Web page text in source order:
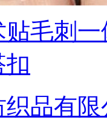
毛刺
品有限